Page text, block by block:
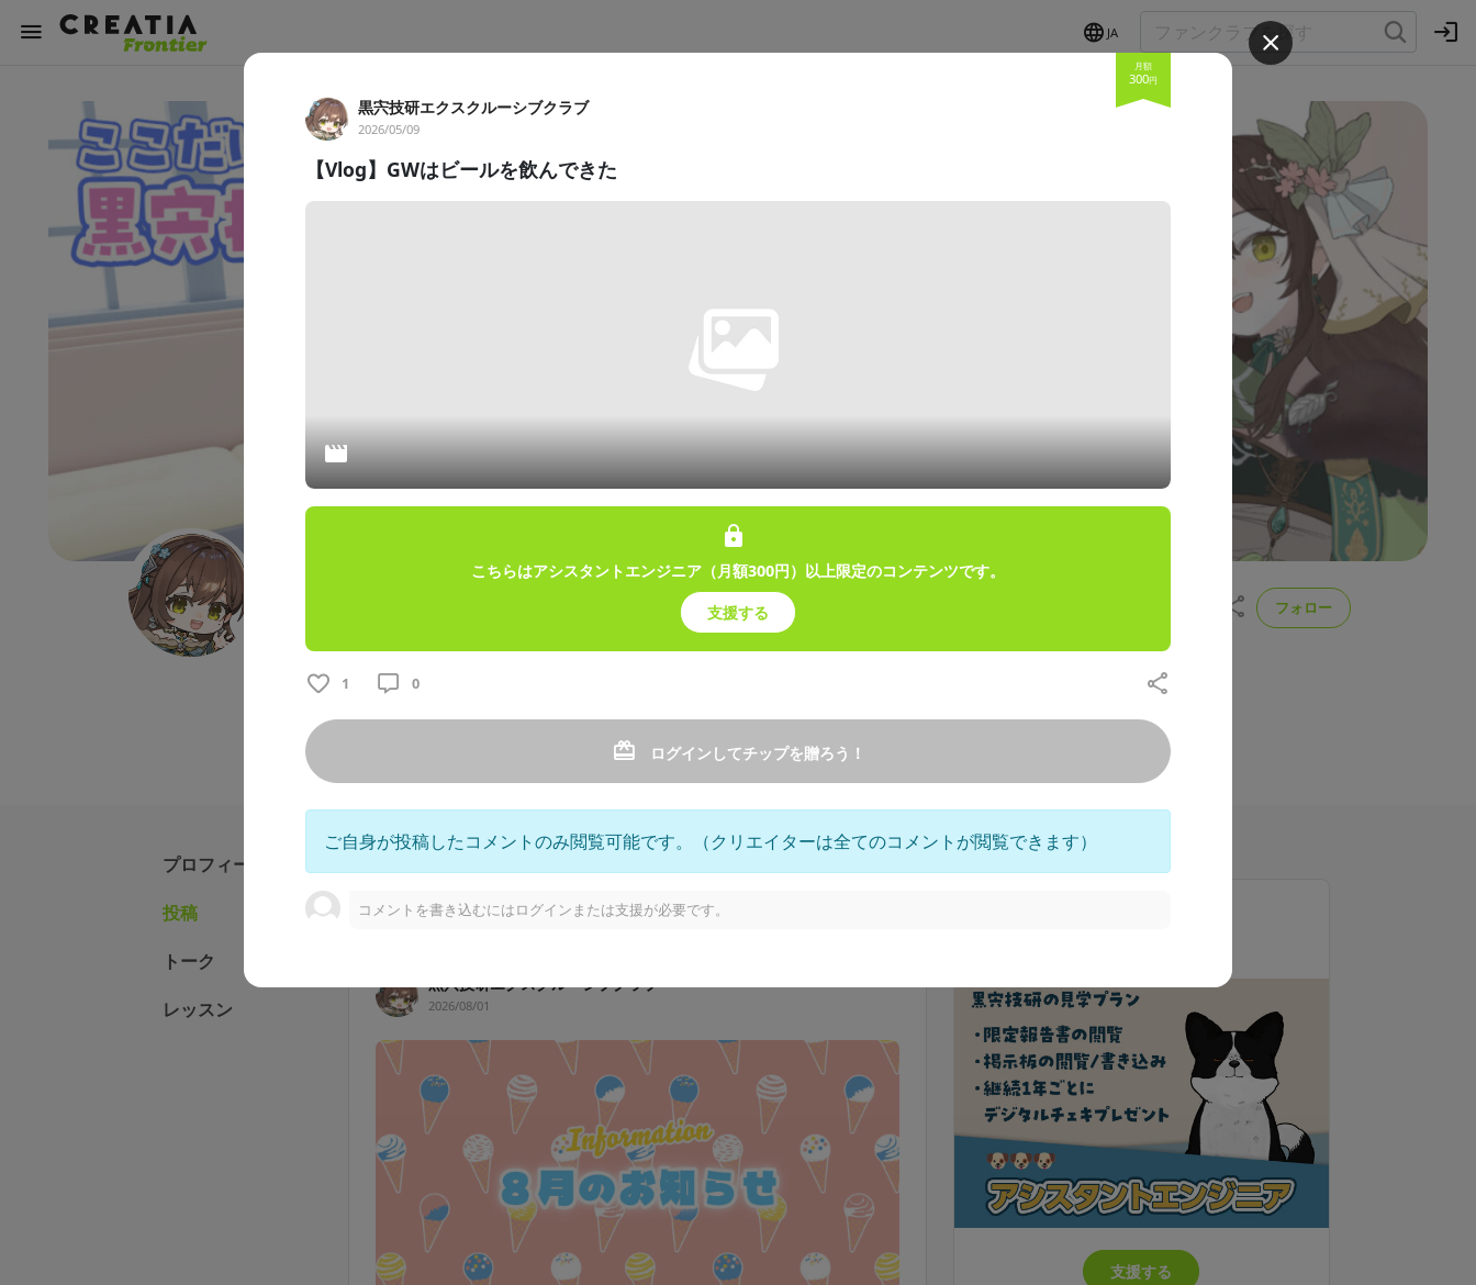
JA
バイク
CIAOございます🌞バイク好きVTuberの黒宍あをです🌸🌿黒宍技研エクスクルーシブクラブでは、配信や動画では見られない裏話や
日常をお届けしています。無料で楽しめるコンテンツもあるよ✨
投稿
220
フォロー
プロフィール
投稿
トーク
レッスン
黒宍技研エクスクルーシブクラブ
2026/08/01
黒宍技研エクスクルーシブクラブ
2026/05/09
月額
300円
【Vlog】GWはビールを飲んできた
こちらはアシスタントエンジニア（月額300円）以上限定のコンテンツです。
支援する
1 0
ログインしてチップを贈ろう！
ご自身が投稿したコメントのみ閲覧可能です。（クリエイターは全てのコメントが閲覧できます）
コメントを書き込むにはログインまたは支援が必要です。
プラン一覧
支援する